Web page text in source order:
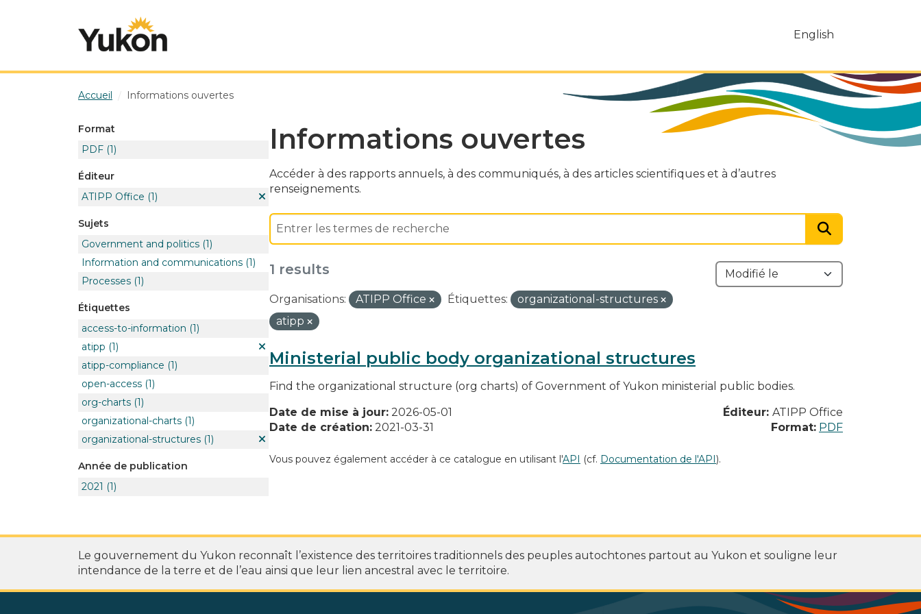
English
Accueil Informations ouvertes
Format
PDF (1)
Éditeur
ATIPP Office (1)
Sujets
Government and politics (1)
Information and communications (1)
Processes (1)
Étiquettes
access-to-information (1)
atipp (1)
atipp-compliance (1)
open-access (1)
org-charts (1)
organizational-charts (1)
organizational-structures (1)
Année de publication
2021 (1)
Informations ouvertes
Accéder à des rapports annuels, à des communiqués, à des articles scientifiques et à d’autres
renseignements.
1 results
Organisations: ATIPP Office Étiquettes:
organizational-structures
atipp
Ministerial public body organizational structures
Find the organizational structure (org charts) of Government of Yukon ministerial public bodies.
Date de mise à jour: 2026-05-01
Date de création: 2021-03-31
Éditeur: ATIPP Office
Format: PDF
Vous pouvez également accéder à ce catalogue en utilisant l'API (cf. Documentation de l'API).
Le gouvernement du Yukon reconnaît l’existence des territoires traditionnels des peuples autochtones partout au Yukon et souligne leur
intendance de la terre et de l’eau ainsi que leur lien ancestral avec le territoire.